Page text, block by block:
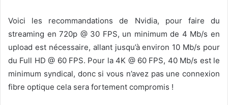
Voici les recommandations de Nvidia, pour faire du
streaming en 720p @ 30 FPS, un minimum de 4 Mb/s en
upload est nécessaire, allant jusqu’à environ 10 Mb/s pour
du Full HD @ 60 FPS. Pour la 4K @ 60 FPS, 40 Mb/s est le
minimum syndical, donc si vous n’avez pas une connexion
fibre optique cela sera fortement compromis !